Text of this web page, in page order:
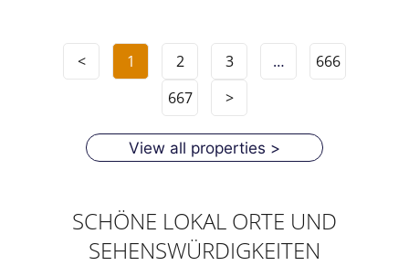
< 1 2 3 …
666
667
>
View all properties >
SCHÖNE LOKAL ORTE UND
SEHENSWÜRDIGKEITEN